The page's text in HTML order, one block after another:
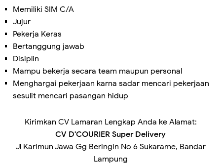
Memiliki SIM C/A
Jujur
Pekerja Keras
Bertanggung jawab
Disiplin
Mampu bekerja secara team maupun personal
Menghargai pekerjaan karna sadar mencari pekerjaan
sesulit mencari pasangan hidup
Kirimkan CV Lamaran Lengkap Anda ke Alamat:
CV D'COURIER Super Delivery
Jl Karimun Jawa Gg Beringin No 6 Sukarame, Bandar
Lampung